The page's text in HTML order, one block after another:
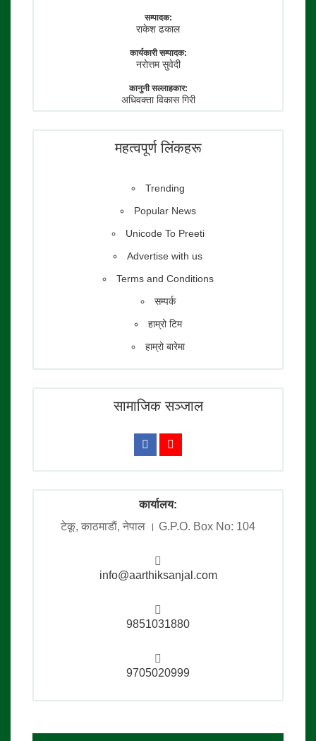
सम्पादक:
राकेश ढकाल
कार्यकारी सम्पादक:
नराेत्तम सुवेदी
कानुनी सल्लाहकार:
अधिवक्ता विकास गिरी
महत्वपूर्ण लिंकहरू
Trending
Popular News
Unicode To Preeti
Advertise with us
Terms and Conditions
सम्पर्क
हाम्रो टिम
हाम्रो बारेमा
सामाजिक सञ्जाल
कार्यालय:
टेकू, काठमाडाैं, नेपाल । G.P.O. Box No: 104
info@aarthiksanjal.com
9851031880
9705020999